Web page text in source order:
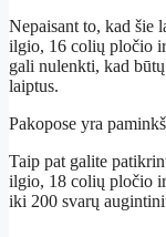
Nepaisant to, kad šie
ilgio, 16 colių pločio ir
gali nulenkti, kad
laiptus.
Pakopose yra
Taip pat galite
ilgio, 18 colių pločio
iki 200 svarų